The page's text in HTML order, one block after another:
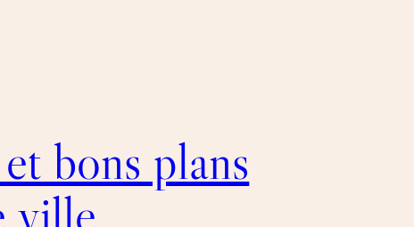
bons plans
ville